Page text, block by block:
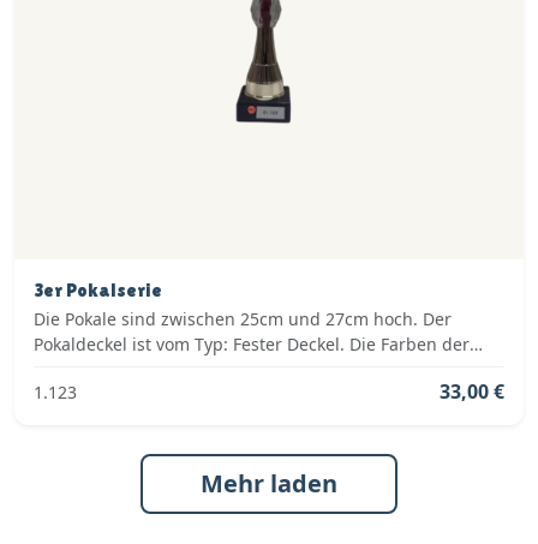
3er Pokalserie
Die Pokale sind zwischen 25cm und 27cm hoch. Der
Pokaldeckel ist vom Typ: Fester Deckel. Die Farben der
1.123
33,00 €
Mehr laden